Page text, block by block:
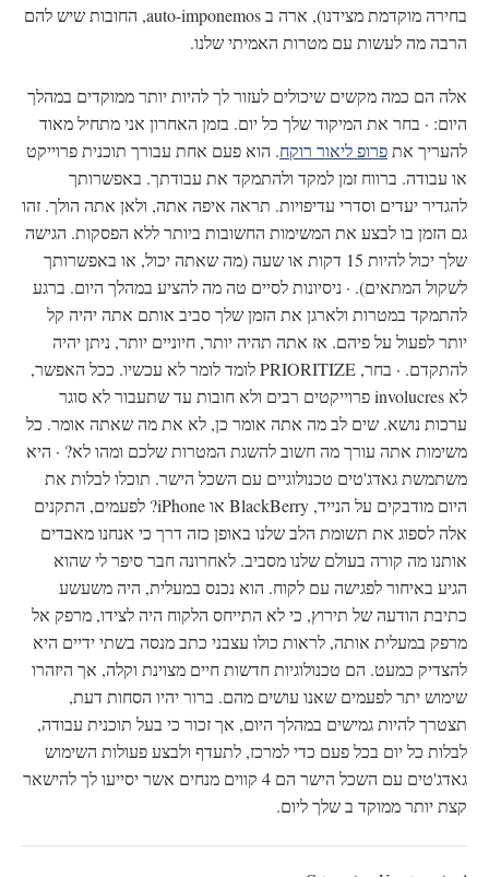
בחירה מוקדמת מצידנו), ארה ב auto-imponemos, החובות שיש להם
הרבה מה לעשות עם מטרות האמיתי שלנו.
אלה הם כמה מקשים שיכולים לעזור לך להיות יותר ממוקדים במהלך
היום: · בחר את המיקוד שלך כל יום. בזמן האחרון אני מתחיל מאוד
להעריך אתפרופ ליאור רוקח. הוא פעם אחת עבורך תוכנית פרוייקט
או עבודה. ברווח זמן למקד ולהתמקד את עבודתך. באפשרותך
להגדיר יעדים וסדרי עדיפויות. תראה איפה אתה, ולאן אתה הולך. זהו
גם הזמן בו לבצע את המשימות החשובות ביותר ללא הפסקות. הגישה
שלך יכול להיות 15 דקות או שעה (מה שאתה יכול, או באפשרותך
לשקול המתאים). · ניסיונות לסיים טה מה להציע במהלך היום. ברגע
להתמקד במטרות ולארגן את הזמן שלך סביב אותם אתה יהיה קל
יותר לפעול על פיהם. אז אתה תהיה יותר, חיוניים יותר, ניתן יהיה
להתקדם. · בחר, PRIORITIZE לומד לומר לא עכשיו. ככל האפשר,
לא involucres פרוייקטים רבים ולא חובות עד שתעבור לא סוגר
ערכות נושא. שים לב מה אתה אומר כן, לא את מה שאתה אומר. כל
משימות אתה עורך מה חשוב להשגת המטרות שלכם ומהו לא? · היא
משתמשת גאדג'טים טכנולוגיים עם השכל הישר. תוכלו לבלות את
היום מודבקים על הנייד, BlackBerry או iPhone? לפעמים, התקנים
אלה לספוג את תשומת הלב שלנו באופן כזה דרך כי אנחנו מאבדים
אותנו מה קורה בעולם שלנו מסביב. לאחרונה חבר סיפר לי שהוא
הגיע באיחור לפגישה עם לקוח. הוא נכנס במעלית, היה משעשע
כתיבת הודעה של תירוץ, כי לא התייחס הלקוח היה לצידו, מרפק אל
מרפק במעלית אותה, לראות כולו עצבני כתב מנסה בשתי ידיים היא
להצדיק כמעט. הם טכנולוגיות חדשות חיים מצוינת וקלה, אך היזהרו
שימוש יתר לפעמים שאנו עושים מהם. ברור יהיו הסחות דעת,
תצטרך להיות גמישים במהלך היום, אך זכור כי בעל תוכנית עבודה,
לבלות כל יום בכל פעם כדי למרכז, לתעדף ולבצע פעולות השימוש
גאדג'טים עם השכל הישר הם 4 קווים מנחים אשר יסייעו לך להישאר
קצת יותר ממוקד ב שלך ליום.